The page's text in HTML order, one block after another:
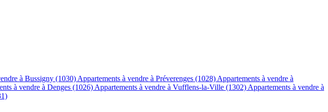
à Bussigny (1030) Appartements à vendre à Préverenges (1028) Appartements à vendre à
à vendre à Denges (1026) Appartements à vendre à Vufflens-la-Ville (1302) Appartements à vendre à